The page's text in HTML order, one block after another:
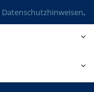
Datenschutzhinweisen.